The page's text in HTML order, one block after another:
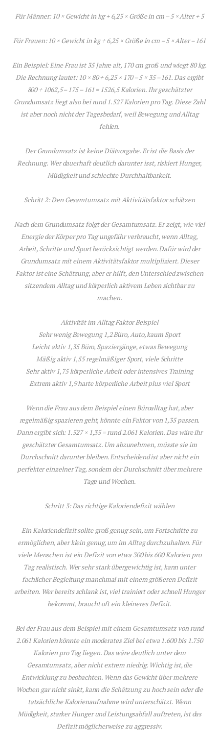
Für Männer: 10 × Gewicht in kg + 6,25 × Größe in cm – 5 × Alter + 5
Für Frauen: 10 × Gewicht in kg + 6,25 × Größe in cm – 5 × Alter – 161
Ein Beispiel: Eine Frau ist 35 Jahre alt, 170 cm groß und wiegt 80 kg.
Die Rechnung lautet: 10 × 80 + 6,25 × 170 – 5 × 35 – 161. Das ergibt
800 + 1062,5 – 175 – 161 = 1526,5 Kalorien. Ihr geschätzter
Grundumsatz liegt also bei rund 1.527 Kalorien pro Tag. Diese Zahl
ist aber noch nicht der Tagesbedarf, weil Bewegung und Alltag
fehlen.
Der Grundumsatz ist keine Diätvorgabe. Er ist die Basis der
Rechnung. Wer dauerhaft deutlich darunter isst, riskiert Hunger,
Müdigkeit und schlechte Durchhaltbarkeit.
Schritt 2: Den Gesamtumsatz mit Aktivitätsfaktor schätzen
Nach dem Grundumsatz folgt der Gesamtumsatz. Er zeigt, wie viel
Energie der Körper pro Tag ungefähr verbraucht, wenn Alltag,
Arbeit, Schritte und Sport berücksichtigt werden. Dafür wird der
Grundumsatz mit einem Aktivitätsfaktor multipliziert. Dieser
Faktor ist eine Schätzung, aber er hilft, den Unterschied zwischen
sitzendem Alltag und körperlich aktivem Leben sichtbar zu
machen.
Aktivität im Alltag Faktor Beispiel
Sehr wenig Bewegung 1,2 Büro, Auto, kaum Sport
Leicht aktiv 1,35 Büro, Spaziergänge, etwas Bewegung
Mäßig aktiv 1,55 regelmäßiger Sport, viele Schritte
Sehr aktiv 1,75 körperliche Arbeit oder intensives Training
Extrem aktiv 1,9 harte körperliche Arbeit plus viel Sport
Wenn die Frau aus dem Beispiel einen Büroalltag hat, aber
regelmäßig spazieren geht, könnte ein Faktor von 1,35 passen.
Dann ergibt sich: 1.527 × 1,35 = rund 2.061 Kalorien. Das wäre ihr
geschätzter Gesamtumsatz. Um abzunehmen, müsste sie im
Durchschnitt darunter bleiben. Entscheidend ist aber nicht ein
perfekter einzelner Tag, sondern der Durchschnitt über mehrere
Tage und Wochen.
Schritt 3: Das richtige Kaloriendefizit wählen
Ein Kaloriendefizit sollte groß genug sein, um Fortschritte zu
ermöglichen, aber klein genug, um im Alltag durchzuhalten. Für
viele Menschen ist ein Defizit von etwa 300 bis 600 Kalorien pro
Tag realistisch. Wer sehr stark übergewichtig ist, kann unter
fachlicher Begleitung manchmal mit einem größeren Defizit
arbeiten. Wer bereits schlank ist, viel trainiert oder schnell Hunger
bekommt, braucht oft ein kleineres Defizit.
Bei der Frau aus dem Beispiel mit einem Gesamtumsatz von rund
2.061 Kalorien könnte ein moderates Ziel bei etwa 1.600 bis 1.750
Kalorien pro Tag liegen. Das wäre deutlich unter dem
Gesamtumsatz, aber nicht extrem niedrig. Wichtig ist, die
Entwicklung zu beobachten. Wenn das Gewicht über mehrere
Wochen gar nicht sinkt, kann die Schätzung zu hoch sein oder die
tatsächliche Kalorienaufnahme wird unterschätzt. Wenn
Müdigkeit, starker Hunger und Leistungsabfall auftreten, ist das
Defizit möglicherweise zu aggressiv.